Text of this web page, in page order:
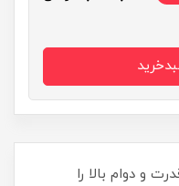
و دوام بالا را